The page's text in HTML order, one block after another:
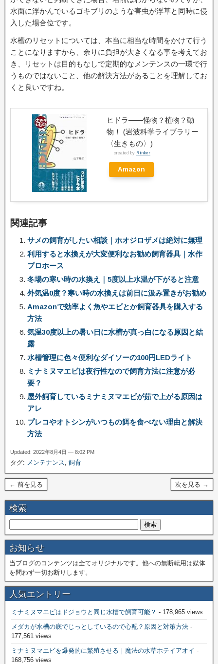
水面に浮かんでいるゴキブリのような害虫が浮草と同時に侵
入した場合位です。
水槽のリセットについては、本当に相当な時間をかけて行う
ことになりますから、余りに負担が大きくなる事を考えてお
き、リセットは目的もなしで定期的なメンテンスの一環で行
うものではないこと、他の解決方法があることを理解してお
くと良いですね。
ヒドラ――怪物？植物？動
物！ (岩波科学ライブラリー
〈生きもの〉)
created by Rinker
Amazon
関連記事
サメの飼育がしたい相談｜ホオジロザメは絶対に無理
利用すると水換えが大変便利なお勧め飼育器具｜水作
プロホース
冬場の寒い時の水換え｜5度以上水温が下がると注意
外気温0度？寒い時の水換えは前日に汲み置きがお勧め
Amazonで効率よく魚やエビとか飼育器具を購入する
方法
気温30度以上の暑い日に水槽が真っ白になる原因と結
露
水槽管理に色々便利なダイソーの100円LEDライト
ミナミヌマエビは夜行性なので飼育方法に注意が必
要？
屋外飼育しているミナミヌマエビが茹で上がる原因は
アレ
プレコやオトシンがいつもの餌を食べない理由と解決
方法
Updated: 2022年8月4日 — 8:02 PM
タグ: メンテナンス 飼育
← 前を見る 次を見る →
検索
お知らせ
当ブログのコンテンツは全てオリジナルです。他への無断転用は媒体
を問わず一切お断りします。
人気エントリー
ミナミヌマエビはドジョウと同じ水槽で飼育可能？ - 178,965 views
メダカが水槽の底でじっとしているので心配？原因と対策方法 -
177,561 views
ミナミヌマエビを爆発的に繁殖させる｜魔法の水草ホテイアオイ -
168,756 views